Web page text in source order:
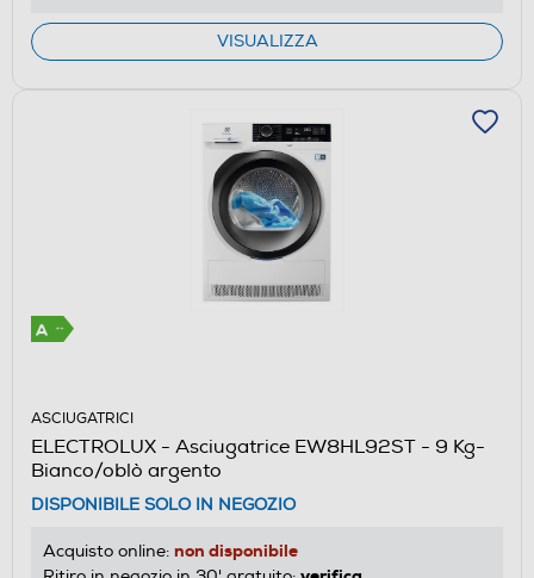
VISUALIZZA
ASCIUGATRICI
ELECTROLUX - Asciugatrice EW8HL92ST - 9 Kg-
Bianco/oblò argento
DISPONIBILE SOLO IN NEGOZIO
Acquisto online: non disponibile